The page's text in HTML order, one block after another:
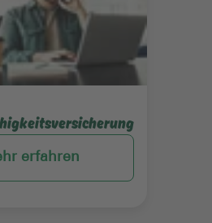
erfahren